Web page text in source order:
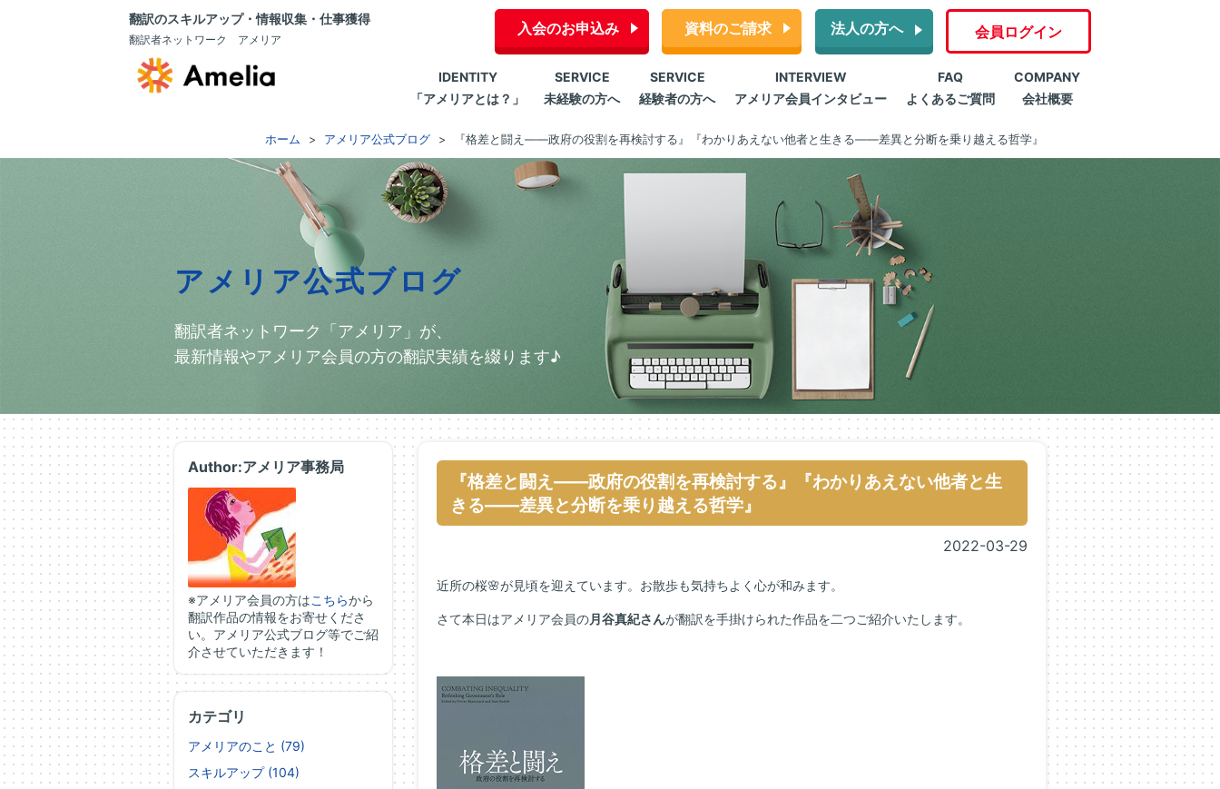
翻訳のスキルアップ・情報収集・仕事獲得
翻訳者ネットワーク アメリア
入会のお申込み 資料のご請求 法人の方へ 会員ログイン
IDENTITY
「アメリアとは？」
SERVICE
未経験の方へ
SERVICE
経験者の方へ
INTERVIEW
アメリア会員インタビュー
FAQ
よくあるご質問
COMPANY
会社概要
ホーム アメリア公式ブログ 『格差と闘え――政府の役割を再検討する』『わかりあえない他者と生きる――差異と分断を乗り越える哲学』
アメリア公式ブログ
翻訳者ネットワーク「アメリア」が、
最新情報やアメリア会員の方の翻訳実績を綴ります♪
『格差と闘え――政府の役割を再検討する』『わかりあえない他者と生
きる――差異と分断を乗り越える哲学』
2022-03-29
近所の桜🌸が見頃を迎えています。お散歩も気持ちよく心が和みます。
さて本日はアメリア会員の月谷真紀さんが翻訳を手掛けられた作品を二つご紹介いたします。
Author:アメリア事務局
※アメリア会員の方はこちらから
翻訳作品の情報をお寄せくださ
い。アメリア公式ブログ等でご紹
介させていただきます！
カテゴリ
アメリアのこと (79)
スキルアップ (104)